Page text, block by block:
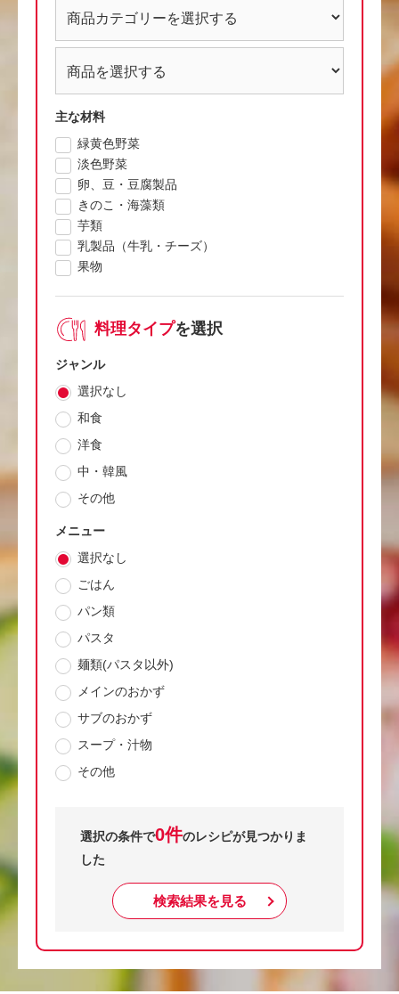
主な材料
緑黄色野菜
淡色野菜
卵、豆・豆腐製品
きのこ・海藻類
芋類
乳製品（牛乳・チーズ）
果物
料理タイプを選択
ジャンル
選択なし
和食
洋食
中・韓風
その他
メニュー
選択なし
ごはん
パン類
パスタ
麺類(パスタ以外)
メインのおかず
サブのおかず
スープ・汁物
その他
選択の条件で0件のレシピが見つかりま
した
検索結果を見る